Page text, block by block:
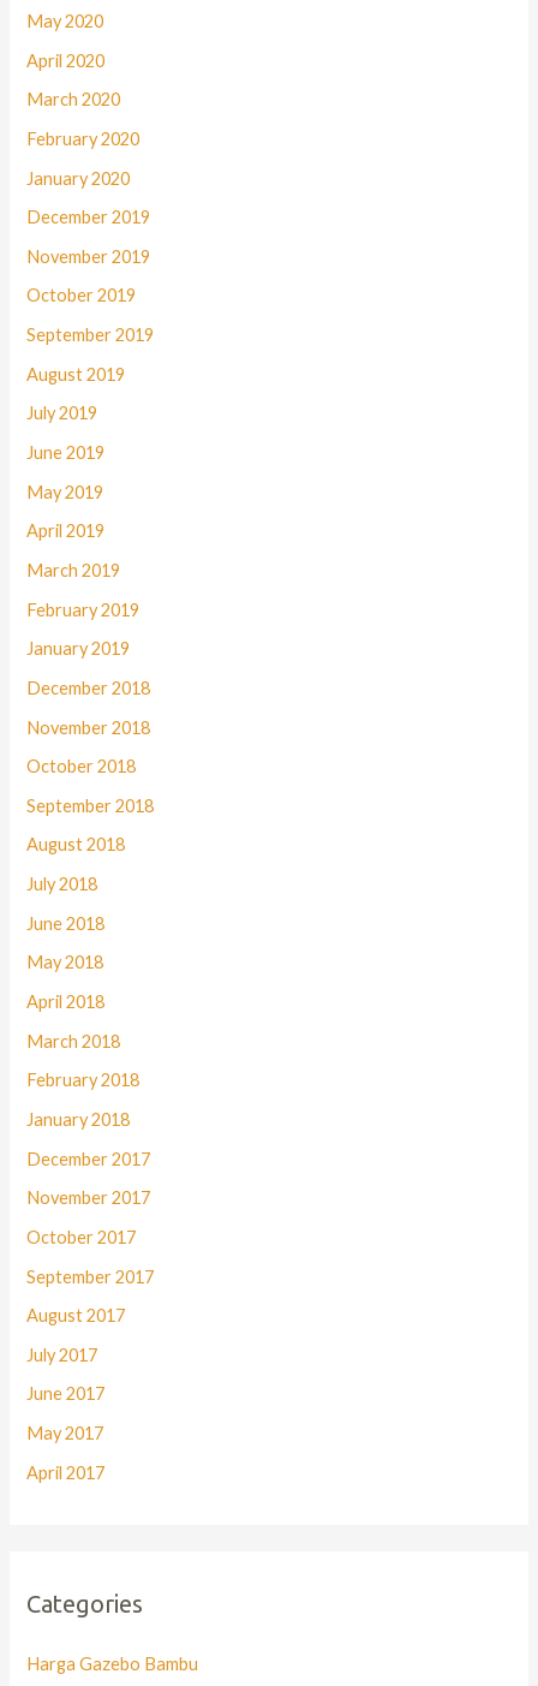
May 2020
April 2020
March 2020
February 2020
January 2020
December 2019
November 2019
October 2019
September 2019
August 2019
July 2019
June 2019
May 2019
April 2019
March 2019
February 2019
January 2019
December 2018
November 2018
October 2018
September 2018
August 2018
July 2018
June 2018
May 2018
April 2018
March 2018
February 2018
January 2018
December 2017
November 2017
October 2017
September 2017
August 2017
July 2017
June 2017
May 2017
April 2017
Categories
Harga Gazebo Bambu